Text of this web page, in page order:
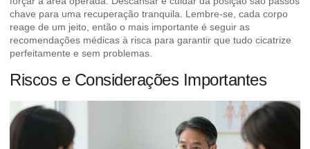
chave para uma recuperação tranquila. Lembre-se, cada corpo
reage de um jeito, então o mais importante é seguir as
recomendações médicas à risca para garantir que tudo cicatrize
perfeitamente e sem problemas.
Riscos e Considerações Importantes